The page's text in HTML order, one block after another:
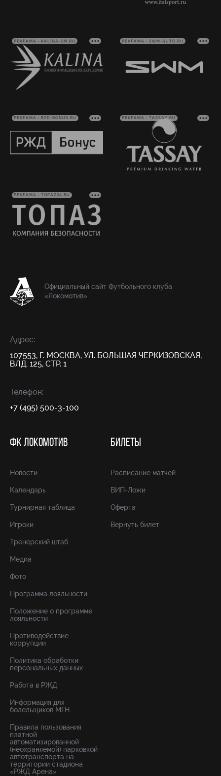
РЕКЛАМА • KALINA-SM.RU РЕКЛАМА • SWM-AUTO.RU
РЕКЛАМА • RZD-BONUS.RU РЕКЛАМА • TASSAY.RU
РЕКЛАМА • TOPAZ24.RU
Официальный сайт Футбольного клуба
«Локомотив»
Адрес:
107553, Г. МОСКВА, УЛ. БОЛЬШАЯ ЧЕРКИЗОВСКАЯ,
ВЛД. 125, СТР. 1
Телефон:
+7 (495) 500-3-100
ФК ЛОКОМОТИВ
Новости
Календарь
Турнирная таблица
Игроки
Тренерский штаб
Медиа
Фото
Программа лояльности
Положение о программе
лояльности
Противодействие
коррупции
Политика обработки
персональных данных
Работа в РЖД
Информация для
болельщиков МГН
Правила пользования
платной
автоматизированной
(неохраняемой) парковкой
автотранспорта на
территории стадиона
«РЖД Арена»
БИЛЕТЫ
Расписание матчей
ВИП-Ложи
Оферта
Вернуть билет